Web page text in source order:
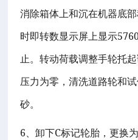
消除箱体上和沉在机器底
时即转数显示屏上显示
止。转动荷载调整手轮托
压力为零，清洗道路轮和
砂。
6 、卸下C标记轮胎，更换